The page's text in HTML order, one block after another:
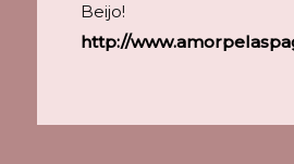
Beijo!
http://